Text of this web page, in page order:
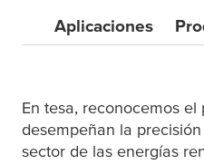
Aplicaciones
En tesa, reconocemos
desempeñan la
sector de las energías